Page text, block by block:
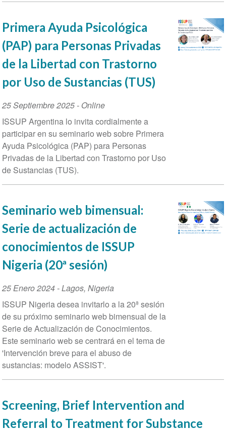
Primera Ayuda Psicológica
(PAP) para Personas Privadas
de la Libertad con Trastorno
por Uso de Sustancias (TUS)
Event
Date
25 Septiembre 2025- Online
ISSUP Argentina lo invita cordialmente a
participar en su seminario web sobre Primera
Ayuda Psicológica (PAP) para Personas
Privadas de la Libertad con Trastorno por Uso
de Sustancias (TUS).
Seminario web bimensual:
Serie de actualización de
conocimientos de ISSUP
Nigeria (20ª sesión)
Event
Date
25 Enero 2024-Lagos, Nigeria
ISSUP Nigeria desea invitarlo a la 20ª sesión
de su próximo seminario web bimensual de la
Serie de Actualización de Conocimientos.
Este seminario web se centrará en el tema de
'Intervención breve para el abuso de
sustancias: modelo ASSIST'.
Screening, Brief Intervention and
Referral to Treatment for Substance